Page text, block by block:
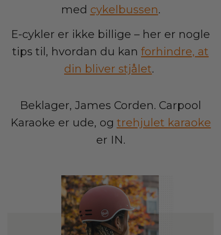
med cykelbussen.
E-cykler er ikke billige – her er nogle
tips til, hvordan du kan forhindre, at
din bliver stjålet.
Beklager, James Corden. Carpool
Karaoke er ude, og trehjulet karaoke
er IN.